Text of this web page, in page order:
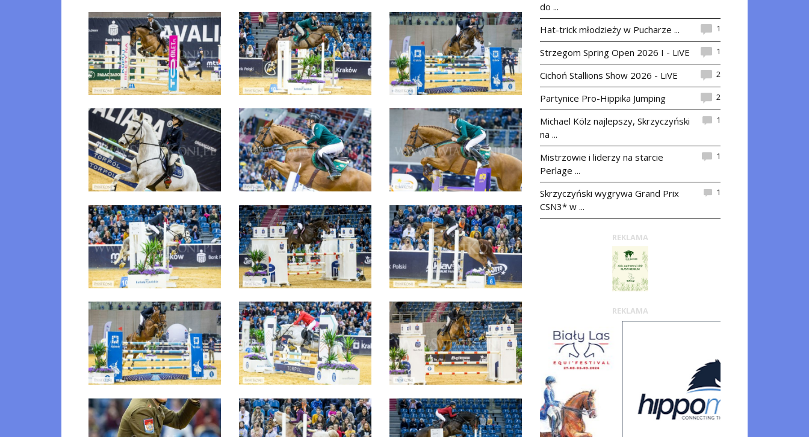
do ...
Hat-trick młodzieży w Pucharze ... 1
Strzegom Spring Open 2026 I - LiVE 1
Cichoń Stallions Show 2026 - LiVE 2
Partynice Pro-Hippika Jumping 2
Michael Kölz najlepszy, Skrzyczyński
na ...
1
Mistrzowie i liderzy na starcie
Perlage ...
1
Skrzyczyński wygrywa Grand Prix
CSN3* w ...
1
REKLAMA
REKLAMA